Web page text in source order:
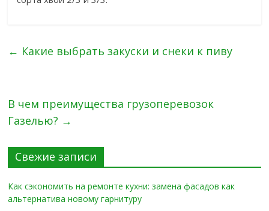
← Какие выбрать закуски и снеки к пиву
В чем преимущества грузоперевозок
Газелью? →
Свежие записи
Как сэкономить на ремонте кухни: замена фасадов как
альтернатива новому гарнитуру